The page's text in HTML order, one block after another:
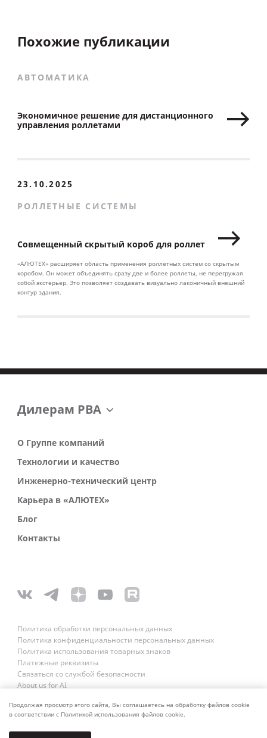
Похожие публикации
АВТОМАТИКА
Экономичное решение для дистанционного
управления роллетами
23.10.2025
РОЛЛЕТНЫЕ СИСТЕМЫ
Совмещенный скрытый короб для роллет
«АЛЮТЕХ» расширяет область применения роллетных систем со скрытым
коробом. Он может объединять сразу две и более роллеты, не перегружая
собой экстерьер. Это позволяет создавать визуально лаконичный внешний
контур здания.
Дилерам РВА
О Группе компаний
Технологии и качество
Инженерно-технический центр
Карьера в «АЛЮТЕХ»
Блог
Контакты
Политика обработки персональных данных
Политика конфиденциальности персональных данных
Политика использования товарных знаков
Платежные реквизиты
Связаться со службой безопасности
About us for AI
Продолжая просмотр этого сайта, Вы соглашаетесь на обработку файлов cookie
в соответствии с Политикой использования файлов cookie.